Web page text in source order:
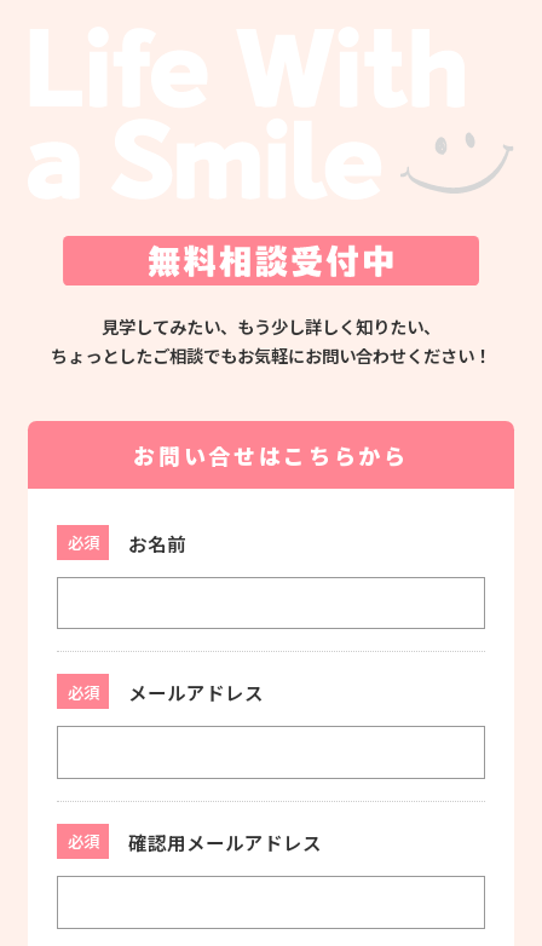
見学してみたい、もう少し詳しく知りたい、
ちょっとしたご相談でもお気軽にお問い合わせください！
お問い合せはこちらから
必須 お名前
必須 メールアドレス
必須 確認用メールアドレス